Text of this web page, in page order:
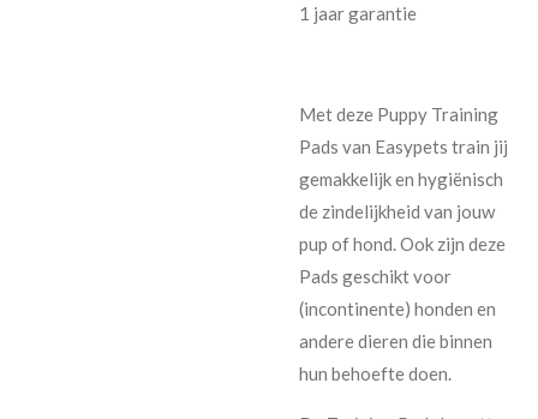
1 jaar garantie
Met deze Puppy Training
Pads van Easypets train jij
gemakkelijk en hygiënisch
de zindelijkheid van jouw
pup of hond. Ook zijn deze
Pads geschikt voor
(incontinente) honden en
andere dieren die binnen
hun behoefte doen.